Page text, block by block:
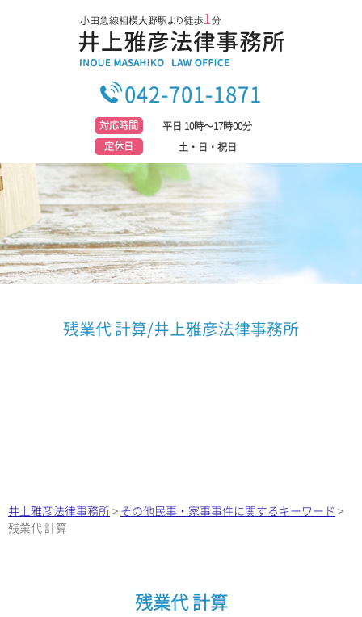
042-701-1871
対応時間
平日 10時～17時00分
定休日
土・日・祝日
残業代 計算/井上雅彦法律事務所
井上雅彦法律事務所> その他民事・家事事件に関するキーワード >
残業代 計算
残業代 計算